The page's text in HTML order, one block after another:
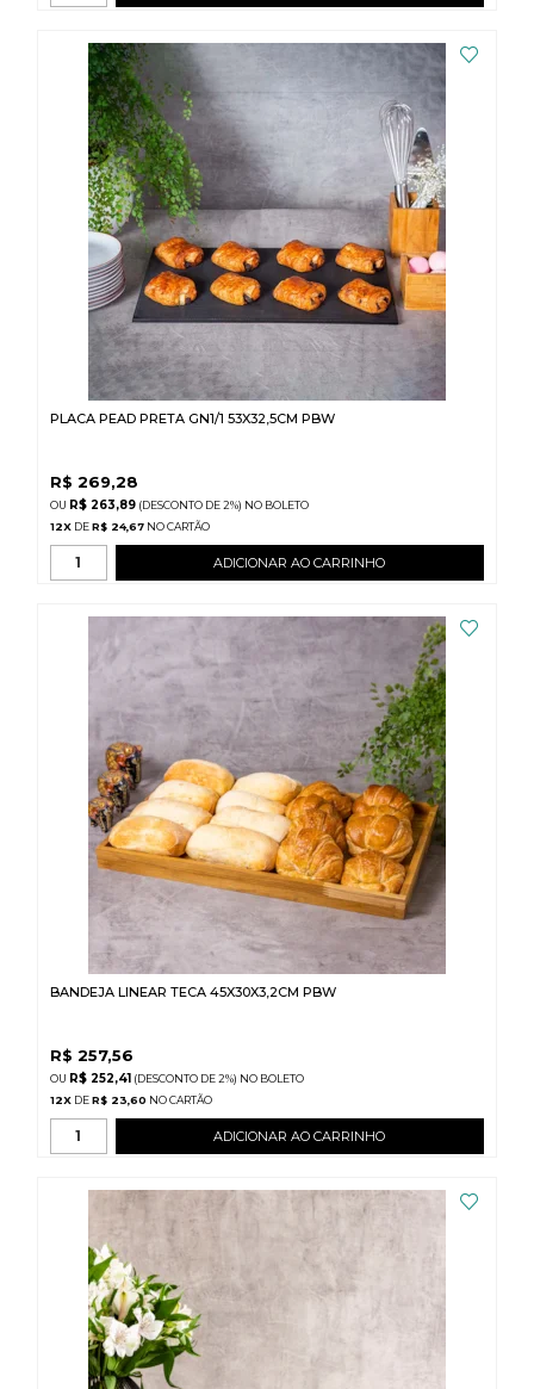
PLACA PEAD PRETA GN1/1 53X32,5CM PBW
R$ 269,28
R$ 263,89 (DESCONTO DE 2%) NO BOLETO
12X DE R$ 24,67
ADICIONAR AO CARRINHO
BANDEJA LINEAR TECA 45X30X3,2CM PBW
R$ 257,56
R$ 252,41 (DESCONTO DE 2%) NO BOLETO
12X DE R$ 23,60
ADICIONAR AO CARRINHO